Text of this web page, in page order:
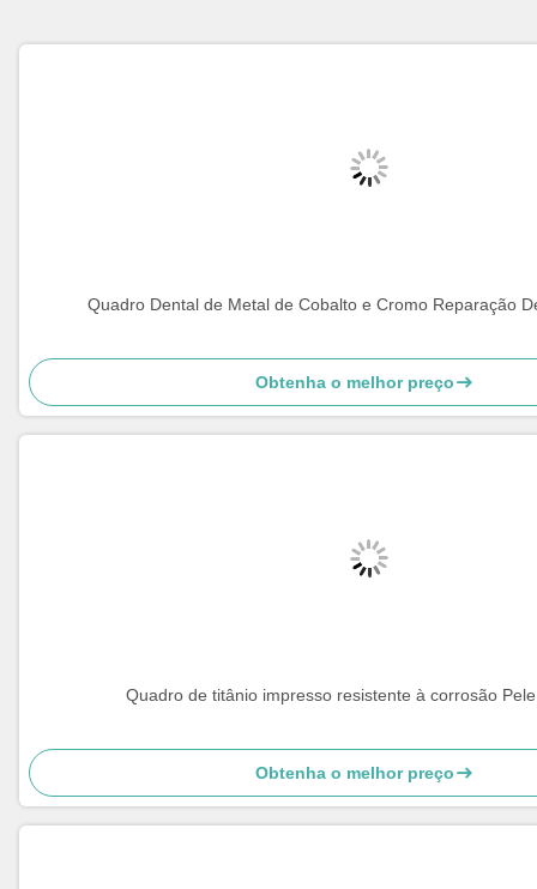
Quadro Dental de Metal de Cobalto e Cromo Reparação
Obtenha o melhor preço
Quadro de titânio impresso resistente à corrosão
Obtenha o melhor preço